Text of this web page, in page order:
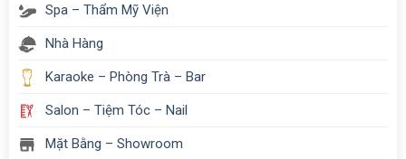
Spa – Thẩm Mỹ Viện
Nhà Hàng
Karaoke – Phòng Trà – Bar
Salon – Tiệm Tóc – Nail
Mặt Bằng – Showroom